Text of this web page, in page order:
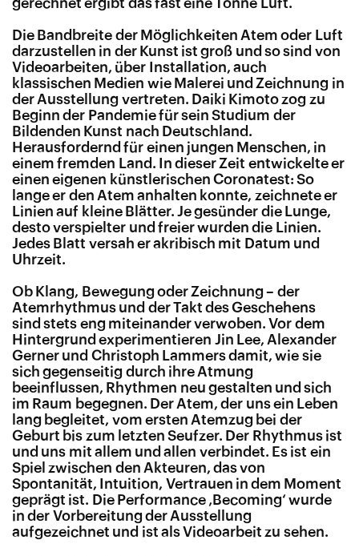
gerechnet ergibt das fast eine Tonne Luft.
Die Bandbreite der Möglichkeiten Atem oder Luft
darzustellen in der Kunst ist groß und so sind von
Videoarbeiten, über Installation, auch
klassischen Medien wie Malerei und Zeichnung in
der Ausstellung vertreten. Daiki Kimoto zog zu
Beginn der Pandemie für sein Studium der
Bildenden Kunst nach Deutschland.
Herausfordernd für einen jungen Menschen, in
einem fremden Land. In dieser Zeit entwickelte er
einen eigenen künstlerischen Coronatest: So
lange er den Atem anhalten konnte, zeichnete er
Linien auf kleine Blätter. Je gesünder die Lunge,
desto verspielter und freier wurden die Linien.
Jedes Blatt versah er akribisch mit Datum und
Uhrzeit.
Ob Klang, Bewegung oder Zeichnung – der
Atemrhythmus und der Takt des Geschehens
sind stets eng miteinander verwoben. Vor dem
Hintergrund experimentieren Jin Lee, Alexander
Gerner und Christoph Lammers damit, wie sie
sich gegenseitig durch ihre Atmung
beeinflussen, Rhythmen neu gestalten und sich
im Raum begegnen. Der Atem, der uns ein Leben
lang begleitet, vom ersten Atemzug bei der
Geburt bis zum letzten Seufzer. Der Rhythmus ist
und uns mit allem und allen verbindet. Es ist ein
Spiel zwischen den Akteuren, das von
Spontanität, Intuition, Vertrauen in dem Moment
geprägt ist. Die Performance ‚Becoming‘ wurde
in der Vorbereitung der Ausstellung
aufgezeichnet und ist als Videoarbeit zu sehen.